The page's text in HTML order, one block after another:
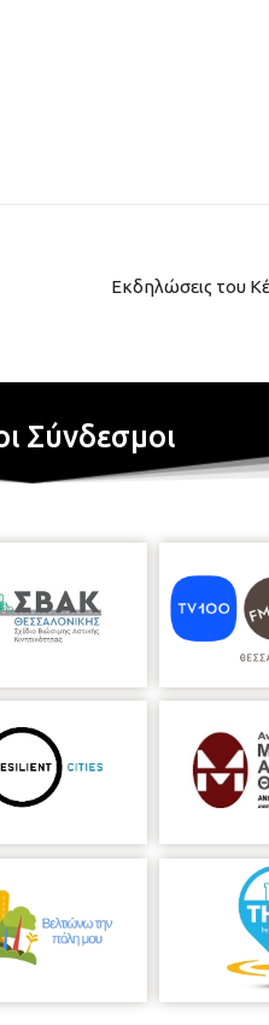
Εκδηλώσεις του
Σύνδεσμοι